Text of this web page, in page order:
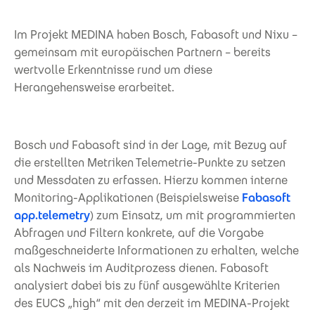
Im Projekt MEDINA haben Bosch, Fabasoft und Nixu –
gemeinsam mit europäischen Partnern – bereits
wertvolle Erkenntnisse rund um diese
Herangehensweise erarbeitet.
Bosch und Fabasoft sind in der Lage, mit Bezug auf
die erstellten Metriken Telemetrie-Punkte zu setzen
und Messdaten zu erfassen. Hierzu kommen interne
Monitoring-Applikationen (Beispielsweise Fabasoft
app.telemetry) zum Einsatz, um mit programmierten
Abfragen und Filtern konkrete, auf die Vorgabe
maßgeschneiderte Informationen zu erhalten, welche
als Nachweis im Auditprozess dienen. Fabasoft
analysiert dabei bis zu fünf ausgewählte Kriterien
des EUCS „high“ mit den derzeit im MEDINA-Projekt